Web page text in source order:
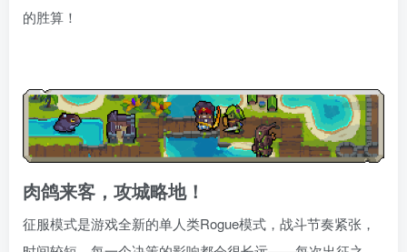
的胜算！
肉鸽来客，攻城略地！
征服模式是游戏全新的单人类Rogue模式，战斗节奏紧张，